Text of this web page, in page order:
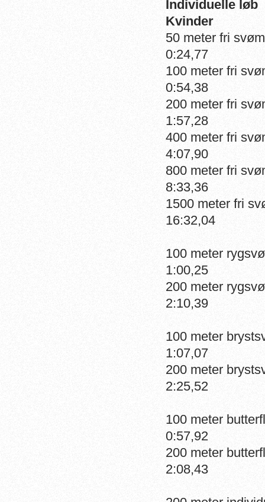
Kvinder
50
0:24,77
100
0:54,38
200
1:57,28
400
4:07,90
800
8:33,36
1500
16:32,04
100
1:00,25
200
2:10,39
100
1:07,07
200
2:25,52
100
0:57,92
200
2:08,43